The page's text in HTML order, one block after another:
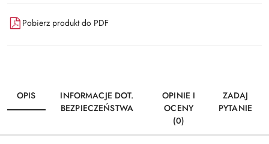
Pobierz produkt do PDF
OPIS
INFORMACJE DOT.
BEZPIECZEŃSTWA
OPINIE I
OCENY
(0)
ZADAJ
PYTANIE